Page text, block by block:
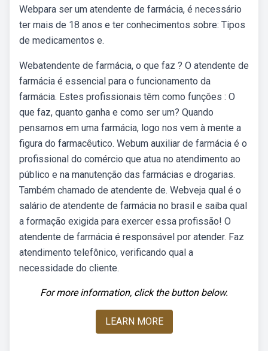
Webpara ser um atendente de farmácia, é necessário
ter mais de 18 anos e ter conhecimentos sobre: Tipos
de medicamentos e.
Webatendente de farmácia, o que faz ? O atendente de
farmácia é essencial para o funcionamento da
farmácia. Estes profissionais têm como funções : O
que faz, quanto ganha e como ser um? Quando
pensamos em uma farmácia, logo nos vem à mente a
figura do farmacêutico. Webum auxiliar de farmácia é o
profissional do comércio que atua no atendimento ao
público e na manutenção das farmácias e drogarias.
Também chamado de atendente de. Webveja qual é o
salário de atendente de farmácia no brasil e saiba qual
a formação exigida para exercer essa profissão! O
atendente de farmácia é responsável por atender. Faz
atendimento telefônico, verificando qual a
necessidade do cliente.
For more information, click the button below.
LEARN MORE